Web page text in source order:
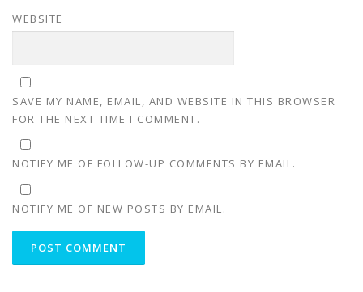
WEBSITE
SAVE MY NAME, EMAIL, AND WEBSITE IN THIS BROWSER
FOR THE NEXT TIME I COMMENT.
NOTIFY ME OF FOLLOW-UP COMMENTS BY EMAIL.
NOTIFY ME OF NEW POSTS BY EMAIL.